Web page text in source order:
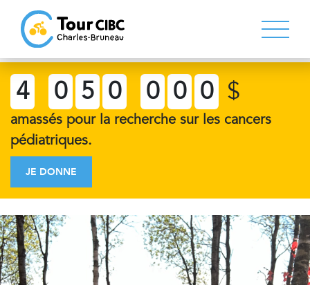
4 0 5 0 0 0 0 $
amassés pour la recherche sur les cancers
pédiatriques.
JE DONNE